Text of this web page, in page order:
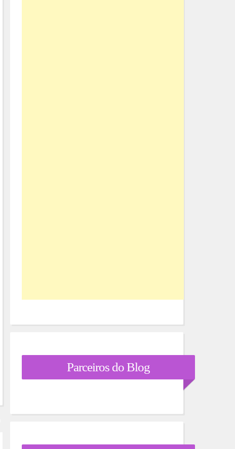
Parceiros do Blog